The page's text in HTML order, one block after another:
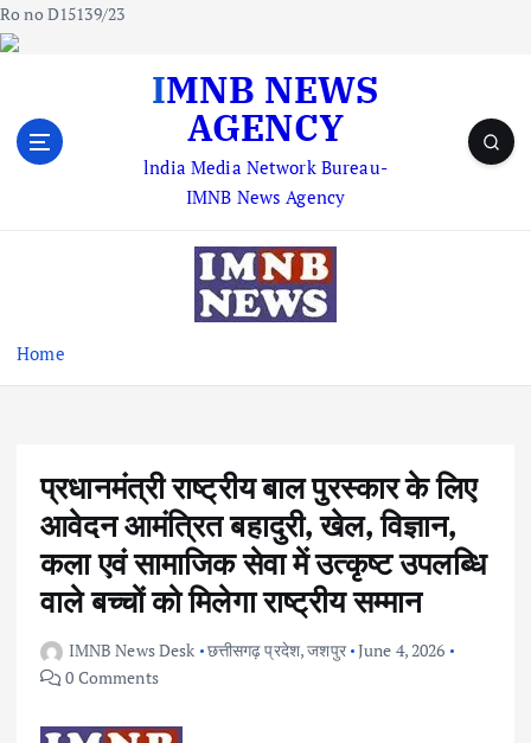
Ro no D15139/23
IMNB NEWS
AGENCY
lndia Media Network Bureau-
IMNB News Agency
Home
प्रधानमंत्री राष्ट्रीय बाल पुरस्कार के लिए
आवेदन आमंत्रित बहादुरी, खेल, विज्ञान,
कला एवं सामाजिक सेवा में उत्कृष्ट उपलब्धि
वाले बच्चों को मिलेगा राष्ट्रीय सम्मान
IMNB News Desk छत्तीसगढ़ प्रदेश,जशपुर June 4, 2026
0 Comments